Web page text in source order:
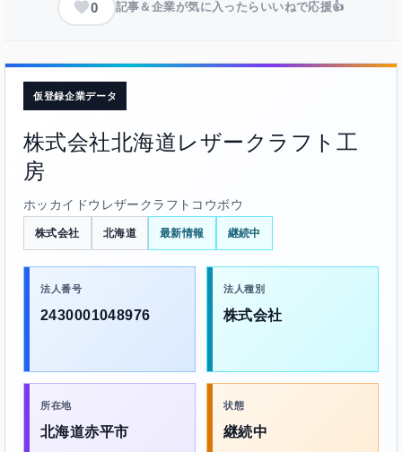
0 記事＆企業が気に入ったらいいねで応援👍
仮登録企業データ
株式会社北海道レザークラフト工
房
ホッカイドウレザークラフトコウボウ
株式会社 北海道 最新情報 継続中
法人番号
2430001048976
法人種別
株式会社
所在地
北海道赤平市
状態
継続中